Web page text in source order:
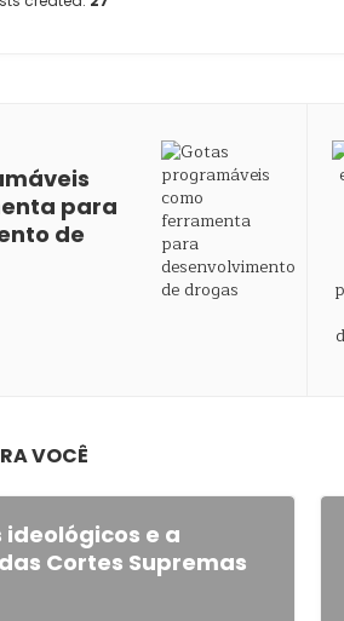
para
de
VOCÊ
e a
Cortes Supremas